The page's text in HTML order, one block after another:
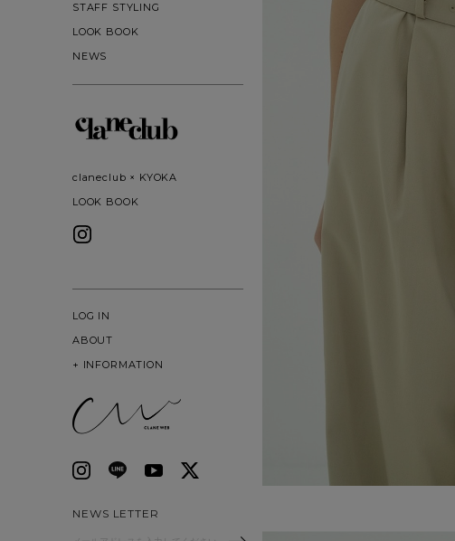
STAFF STYLING
LOOK BOOK
NEWS
claneclub × KYOKA
LOOK BOOK
LOG IN
ABOUT
+ INFORMATION
NEWS LETTER